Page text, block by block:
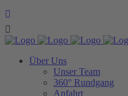
Über Uns
Unser Team
360° Rundgang
Anfahrt